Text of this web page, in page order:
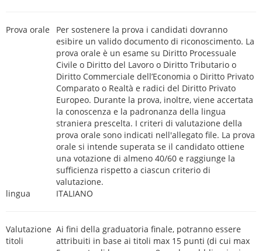
Prova orale
Per sostenere la prova i candidati dovranno
esibire un valido documento di riconoscimento. La
prova orale è un esame su Diritto Processuale
Civile o Diritto del Lavoro o Diritto Tributario o
Diritto Commerciale dell’Economia o Diritto Privato
Comparato o Realtà e radici del Diritto Privato
Europeo. Durante la prova, inoltre, viene accertata
la conoscenza e la padronanza della lingua
straniera prescelta. I criteri di valutazione della
prova orale sono indicati nell'allegato file. La prova
orale si intende superata se il candidato ottiene
una votazione di almeno 40/60 e raggiunge la
sufficienza rispetto a ciascun criterio di
valutazione.
lingua
ITALIANO
Valutazione
titoli
Ai fini della graduatoria finale, potranno essere
attribuiti in base ai titoli max 15 punti (di cui max